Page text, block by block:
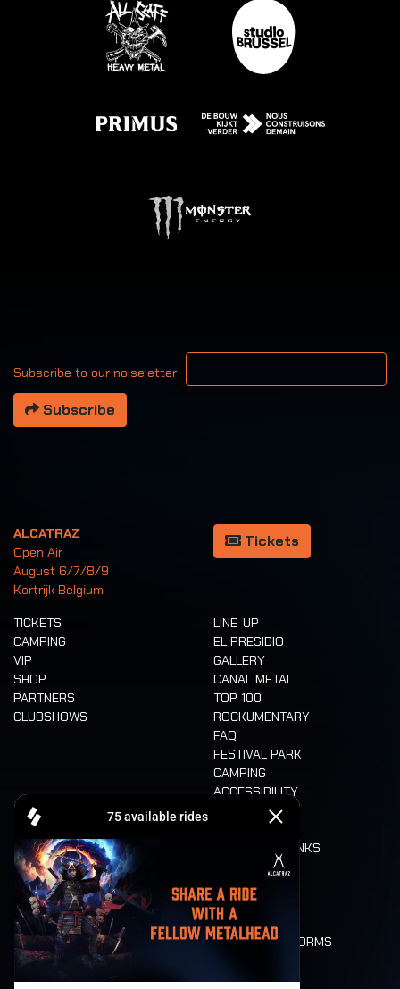
Subscribe to our noiseletter
Your email address
Subscribe
ALCATRAZ
Open Air
August 6/7/8/9
Kortrijk Belgium
Tickets
TICKETS
CAMPING
VIP
SHOP
PARTNERS
CLUBSHOWS
LINE-UP
EL PRESIDIO
GALLERY
CANAL METAL
TOP 100
ROCKUMENTARY
FAQ
FESTIVAL PARK
CAMPING
ACCESSIBILITY
CASHLESS
FOOD AND DRINKS
LONE WOLVES
FLOOR PLAN
DEATH RIDE
VALUES AND NORMS
HISTORY